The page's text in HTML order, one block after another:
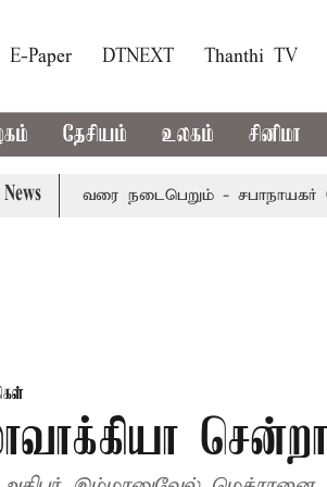
E-Paper DTNEXT Thanthi TV
தேசியம் உலகம் சினிமா
நடைபெறும் - சபாநாயகர்